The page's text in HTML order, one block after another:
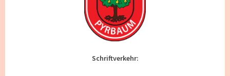
Schriftverkehr: